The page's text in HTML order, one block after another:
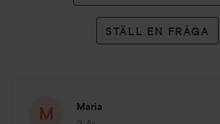
STÄLL EN FRÅGA
Maria